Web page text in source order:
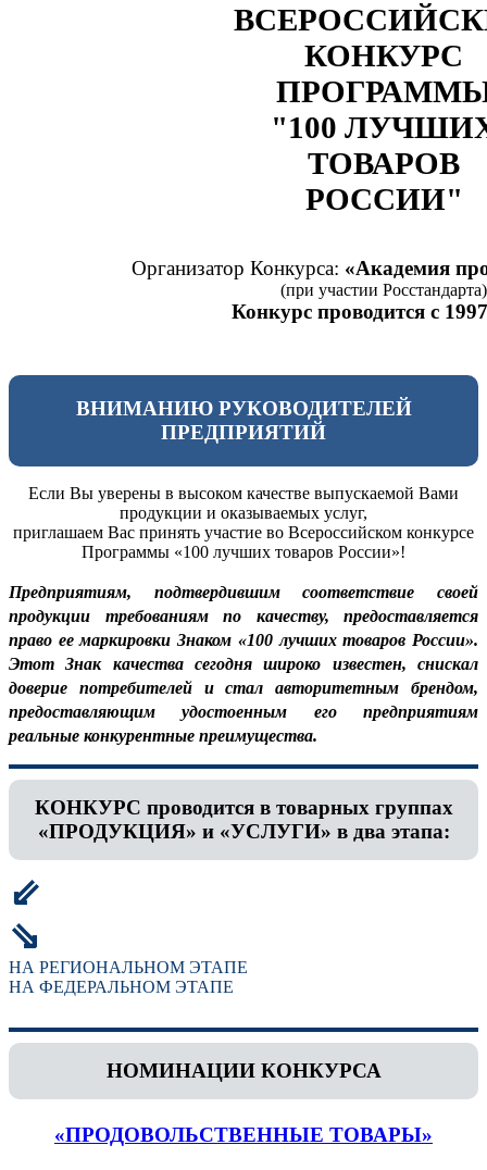
КОНКУРС
"100
ТОВАРОВ
РОССИИ"
Организатор Конкурса: «Академия
(при участии Росстандарта)
Конкурс проводится с
ВНИМАНИЮ РУКОВОДИТЕЛЕЙ
ПРЕДПРИЯТИЙ
Если Вы уверены в высоком качестве выпускаемой Вами
продукции и оказываемых услуг,
приглашаем Вас принять участие во Всероссийском конкурсе
Программы «100 лучших товаров России»!
Предприятиям, подтвердившим соответствие своей
продукции требованиям по качеству, предоставляется
право ее маркировки Знаком «100 лучших товаров России».
Этот Знак качества сегодня широко известен, снискал
доверие потребителей и стал авторитетным брендом,
предоставляющим удостоенным его предприятиям
реальные конкурентные преимущества.
КОНКУРС проводится в товарных группах
«ПРОДУКЦИЯ» и «УСЛУГИ» в два этапа:
⇙
⇘
НА РЕГИОНАЛЬНОМ ЭТАПЕ
НА ФЕДЕРАЛЬНОМ ЭТАПЕ
НОМИНАЦИИ КОНКУРСА
«ПРОДОВОЛЬСТВЕННЫЕ ТОВАРЫ»